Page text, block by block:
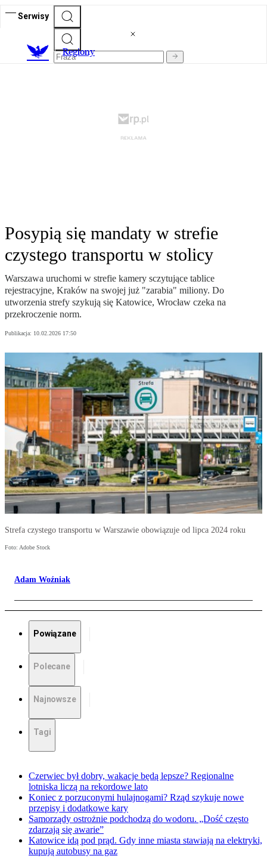
Serwisy
Regiony
Posypią się mandaty w strefie
czystego transportu w stolicy
Warszawa uruchomi w strefie kamery sczytujące tablice
rejestracyjne, Kraków na swojej już "zarabia" miliony. Do
utworzenia strefy szykują się Katowice, Wrocław czeka na
przekroczenie norm.
Publikacja: 10.02.2026 17:50
Strefa czystego transportu w Warszawie obowiązuje od lipca 2024 roku
Foto: Adobe Stock
Adam Woźniak
Powiązane
Polecane
Najnowsze
Tagi
Czerwiec był dobry, wakacje będą lepsze? Regionalne
lotniska liczą na rekordowe lato
Koniec z porzuconymi hulajnogami? Rząd szykuje nowe
przepisy i dodatkowe kary
Samorządy ostrożnie podchodzą do wodoru. „Dość często
zdarzają się awarie”
Katowice idą pod prąd. Gdy inne miasta stawiają na elektryki,
kupują autobusy na gaz